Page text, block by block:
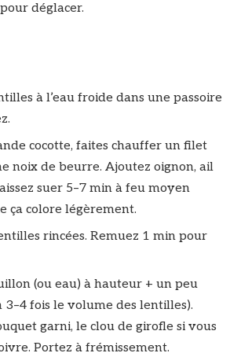
déglacer.
à l’eau froide dans une passoire
cocotte, faites chauffer un filet
noix de beurre. Ajoutez oignon, ail
suer 5–7 min à feu moyen
ça colore légèrement.
rincées. Remuez 1 min pour
(ou eau) à hauteur + un peu
3–4 fois le volume des lentilles).
garni, le clou de girofle si vous
Portez à frémissement.